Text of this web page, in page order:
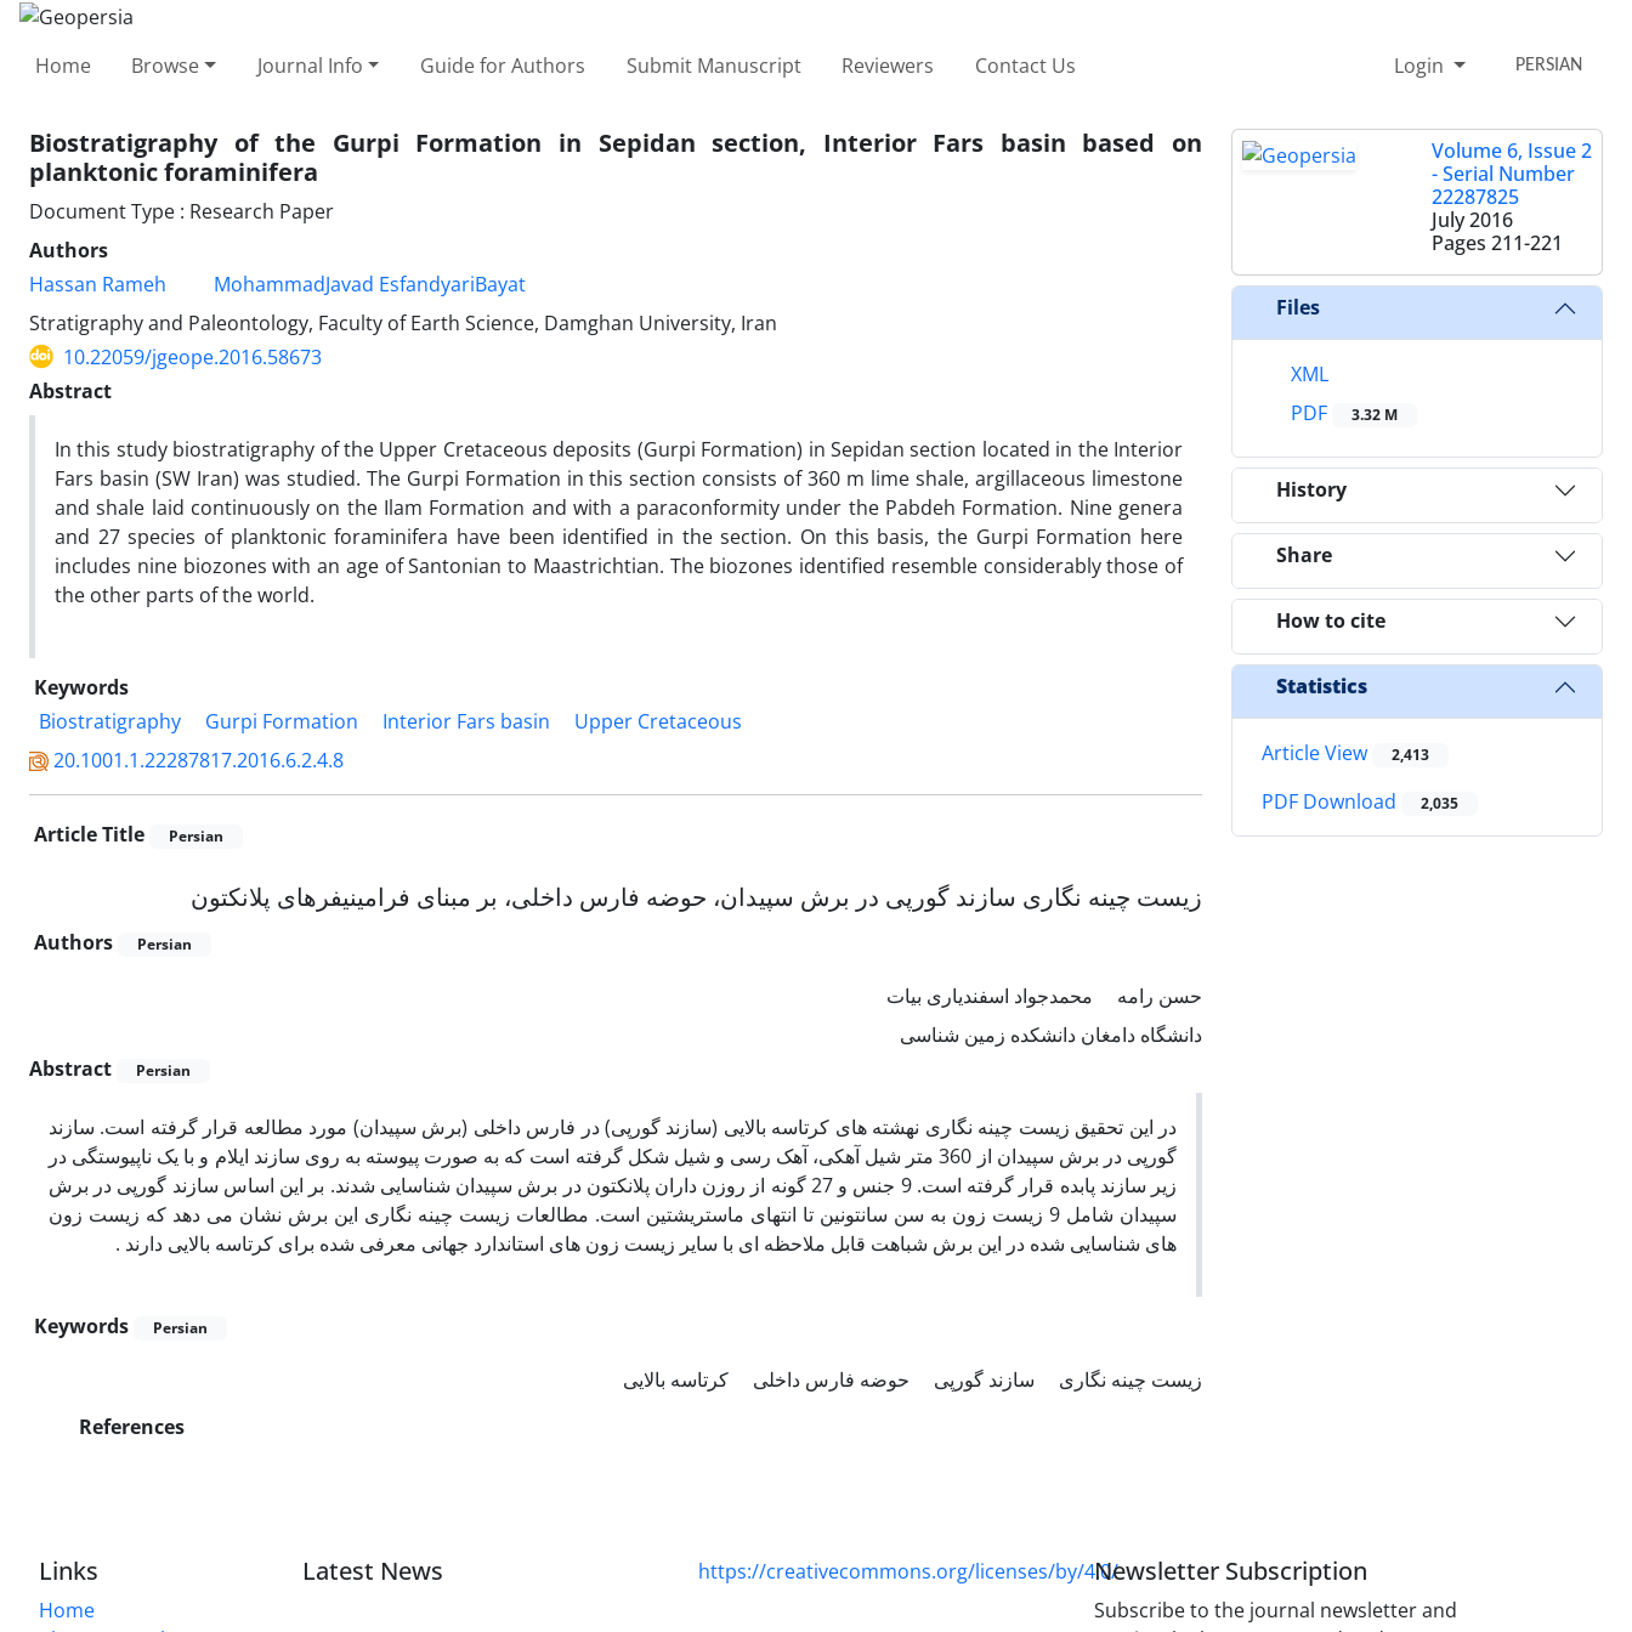
Home Browse Journal Info Guide for Authors Submit Manuscript Reviewers Contact Us Login PERSIAN
Biostratigraphy of the Gurpi Formation in Sepidan section, Interior Fars basin based on
planktonic foraminifera
Document Type : Research Paper
Authors
Hassan Rameh
MohammadJavad EsfandyariBayat
Stratigraphy and Paleontology, Faculty of Earth Science, Damghan University, Iran
10.22059/jgeope.2016.58673
Abstract
In this study biostratigraphy of the Upper Cretaceous deposits (Gurpi Formation) in Sepidan section located in the Interior
Fars basin (SW Iran) was studied. The Gurpi Formation in this section consists of 360 m lime shale, argillaceous limestone
and shale laid continuously on the Ilam Formation and with a paraconformity under the Pabdeh Formation. Nine genera
and 27 species of planktonic foraminifera have been identified in the section. On this basis, the Gurpi Formation here
includes nine biozones with an age of Santonian to Maastrichtian. The biozones identified resemble considerably those of
the other parts of the world.
Keywords
Biostratigraphy
Gurpi Formation Interior Fars basin
Upper Cretaceous
20.1001.1.22287817.2016.6.2.4.8
Article Title Persian
زیست چینه نگاری سازند گورپی در برش سپیدان، حوضه فارس داخلی، بر مبنای فرامینیفرهای پلانکتون
Authors Persian
حسن رامه
محمدجواد اسفندیاری بیات
دانشگاه دامغان دانشکده زمین شناسی
Abstract
Persian
در این تحقیق زیست چینه نگاری نهشته های کرتاسه بالایی (سازند گورپی) در فارس داخلی (برش سپیدان) مورد مطالعه قرار گرفته است. سازند
گورپی در برش سپیدان از 360 متر شیل آهکی، آهک رسی و شیل شکل گرفته است که به صورت پیوسته به روی سازند ایلام و با یک ناپیوستگی در
زیر سازند پابده قرار گرفته است. 9 جنس و 27 گونه از روزن داران پلانکتون در برش سپیدان شناسایی شدند. بر این اساس سازند گورپی در برش
سپیدان شامل 9 زیست زون به سن سانتونین تا انتهای ماستریشتین است. مطالعات زیست چینه نگاری این برش نشان می دهد که زیست زون
های شناسایی شده در این برش شباهت قابل ملاحظه ای با سایر زیست زون های استاندارد جهانی معرفی شده برای کرتاسه بالایی دارند .
Keywords Persian
زیست چینه نگاری سازند گورپی حوضه فارس داخلی
کرتاسه بالایی
References
Volume 6, Issue 2
- Serial Number
22287825
July 2016
Pages 211-221
Files
XML
PDF
3.32 M
History
Share
How to cite
Statistics
Article View 2,413
PDF Download 2,035
Links
Home
Latest News https://creativecommons.org/licenses/by/4.0/Newsletter Subscription
Subscribe to the journal newsletter and